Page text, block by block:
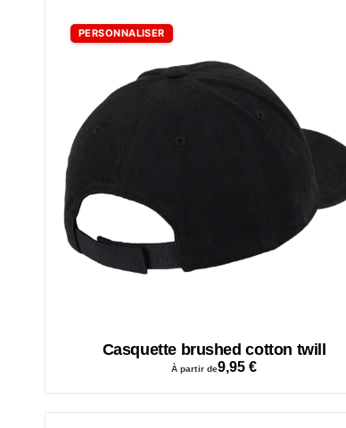
PERSONNALISER
Casquette brushed cotton twill
À partir de9,95€